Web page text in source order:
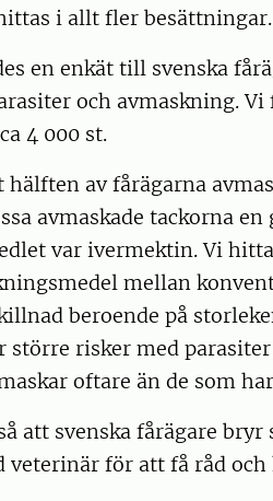
i allt fler besättningar.
en enkät till svenska
och avmaskning.
4 000 st.
hälften av fårägarna
avmaskade tackorna en
var ivermektin. Vi
mellan
beroende på
större risker med
oftare än de som
att svenska fårägare
veterinär för att få råd